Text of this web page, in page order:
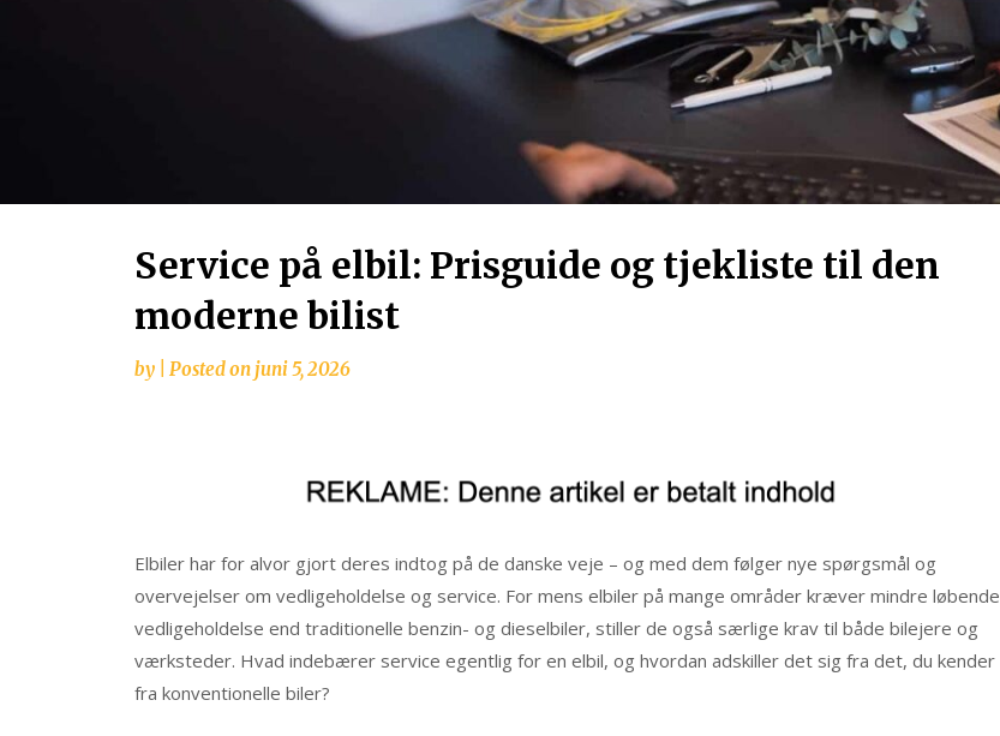
Service på elbil: Prisguide og tjekliste til den
moderne bilist
by Posted on juni 5, 2026
Elbiler har for alvor gjort deres indtog på de danske veje – og med dem følger nye spørgsmål og
overvejelser om vedligeholdelse og service. For mens elbiler på mange områder kræver mindre løbende
vedligeholdelse end traditionelle benzin- og dieselbiler, stiller de også særlige krav til både bilejere og
værksteder. Hvad indebærer service egentlig for en elbil, og hvordan adskiller det sig fra det, du kender
fra konventionelle biler?